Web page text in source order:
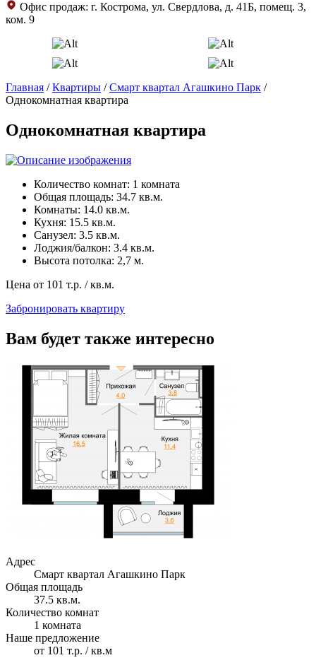
Офис продаж: г. Кострома, ул. Свердлова, д. 41Б, помещ. 3,
ком. 9
Главная /Квартиры /Смарт квартал Агашкино Парк /
Однокомнатная квартира
Однокомнатная квартира
Количество комнат: 1 комната
Общая площадь: 34.7 кв.м.
Комнаты: 14.0 кв.м.
Кухня: 15.5 кв.м.
Санузел: 3.5 кв.м.
Лоджия/балкон: 3.4 кв.м.
Высота потолка: 2,7 м.
Цена от 101 т.р. / кв.м.
Забронировать квартиру
Вам будет также интересно
Адрес
Смарт квартал Агашкино Парк
Общая площадь
37.5 кв.м.
Количество комнат
1 комната
Наше предложение
от 101 т.р. / кв.м